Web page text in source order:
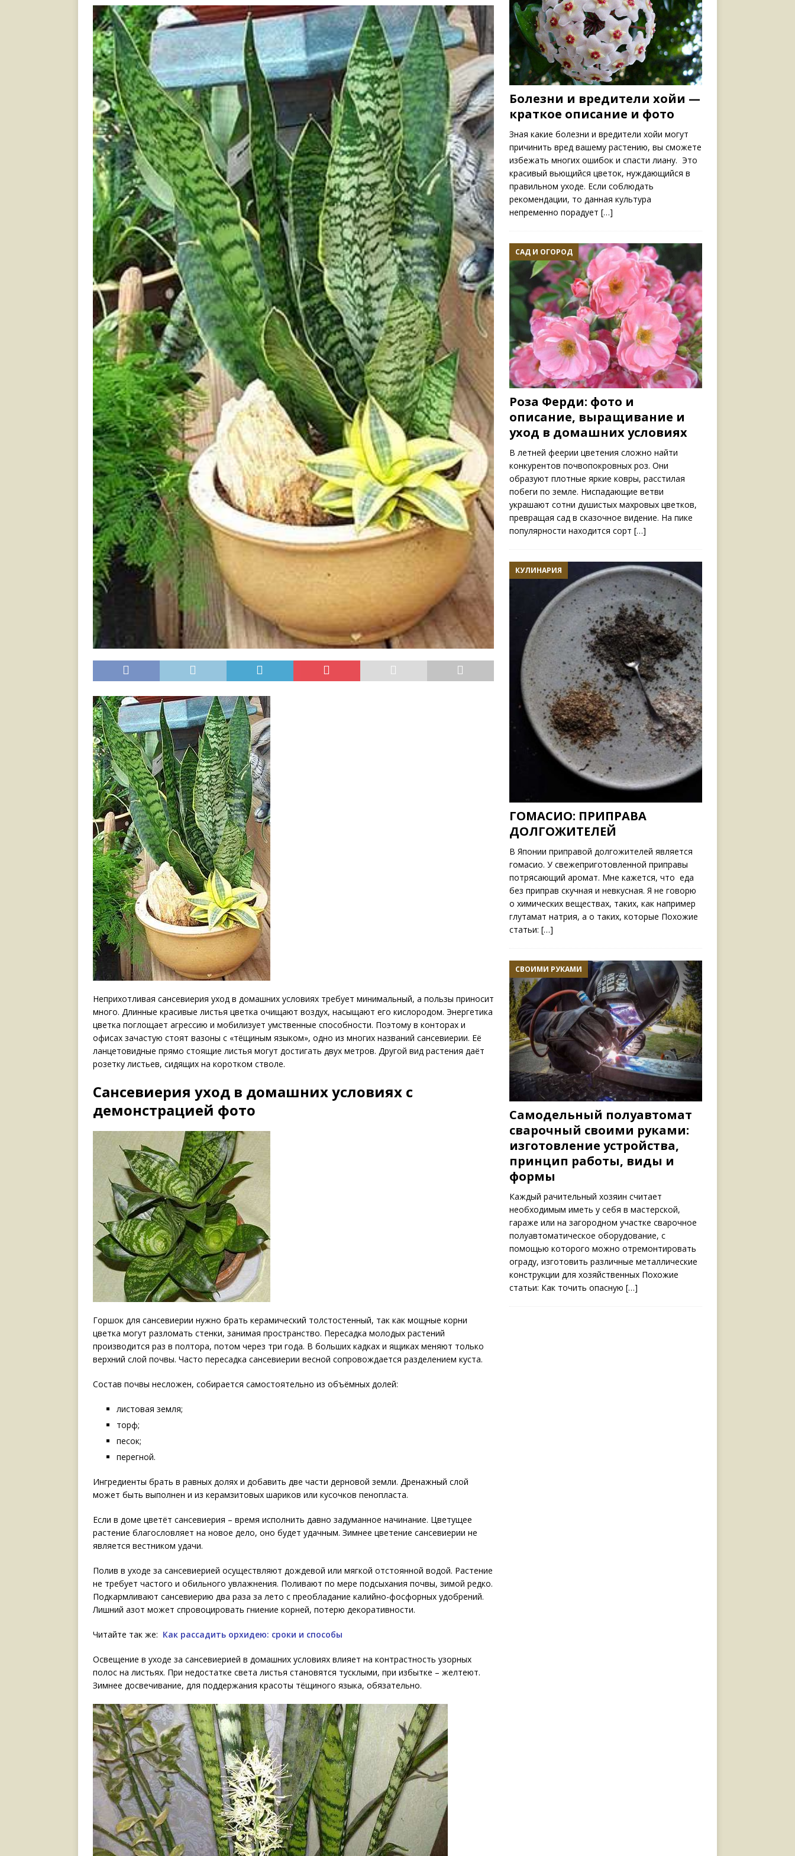
Неприхотливая сансевиерия уход в домашних условиях требует минимальный, а пользы приносит
много. Длинные красивые листья цветка очищают воздух, насыщают его кислородом. Энергетика
цветка поглощает агрессию и мобилизует умственные способности. Поэтому в конторах и
офисах зачастую стоят вазоны с «тёщиным языком», одно из многих названий сансевиерии. Её
ланцетовидные прямо стоящие листья могут достигать двух метров. Другой вид растения даёт
розетку листьев, сидящих на коротком стволе.
Сансевиерия уход в домашних условиях с
демонстрацией фото
Горшок для сансевиерии нужно брать керамический толстостенный, так как мощные корни
цветка могут разломать стенки, занимая пространство. Пересадка молодых растений
производится раз в полтора, потом через три года. В больших кадках и ящиках меняют только
верхний слой почвы. Часто пересадка сансевиерии весной сопровождается разделением куста.
Состав почвы несложен, собирается самостоятельно из объёмных долей:
листовая земля;
торф;
песок;
перегной.
Ингредиенты брать в равных долях и добавить две части дерновой земли. Дренажный слой
может быть выполнен и из керамзитовых шариков или кусочков пенопласта.
Если в доме цветёт сансевиерия – время исполнить давно задуманное начинание. Цветущее
растение благословляет на новое дело, оно будет удачным. Зимнее цветение сансевиерии не
является вестником удачи.
Полив в уходе за сансевиерией осуществляют дождевой или мягкой отстоянной водой. Растение
не требует частого и обильного увлажнения. Поливают по мере подсыхания почвы, зимой редко.
Подкармливают сансевиерию два раза за лето с преобладание калийно-фосфорных удобрений.
Лишний азот может спровоцировать гниение корней, потерю декоративности.
Читайте так же: Как рассадить орхидею: сроки и способы
Освещение в уходе за сансевиерией в домашних условиях влияет на контрастность узорных
полос на листьях. При недостатке света листья становятся тусклыми, при избытке – желтеют.
Зимнее досвечивание, для поддержания красоты тёщиного языка, обязательно.
Болезни и вредители хойи —
краткое описание и фото
Зная какие болезни и вредители хойи могут
причинить вред вашему растению, вы сможете
избежать многих ошибок и спасти лиану. Это
красивый вьющийся цветок, нуждающийся в
правильном уходе. Если соблюдать
рекомендации, то данная культура
непременно порадует […]
САД И ОГОРОД
Роза Ферди: фото и
описание, выращивание и
уход в домашних условиях
В летней феерии цветения сложно найти
конкурентов почвопокровных роз. Они
образуют плотные яркие ковры, расстилая
побеги по земле. Ниспадающие ветви
украшают сотни душистых махровых цветков,
превращая сад в сказочное видение. На пике
популярности находится сорт […]
КУЛИНАРИЯ
ГОМАСИО: ПРИПРАВА
ДОЛГОЖИТЕЛЕЙ
В Японии приправой долгожителей является
гомасио. У свежеприготовленной приправы
потрясающий аромат. Мне кажется, что еда
без приправ скучная и невкусная. Я не говорю
о химических веществах, таких, как например
глутамат натрия, а о таких, которые Похожие
статьи: […]
СВОИМИ РУКАМИ
Самодельный полуавтомат
сварочный своими руками:
изготовление устройства,
принцип работы, виды и
формы
Каждый рачительный хозяин считает
необходимым иметь у себя в мастерской,
гараже или на загородном участке сварочное
полуавтоматическое оборудование, с
помощью которого можно отремонтировать
ограду, изготовить различные металлические
конструкции для хозяйственных Похожие
статьи: Как точить опасную […]